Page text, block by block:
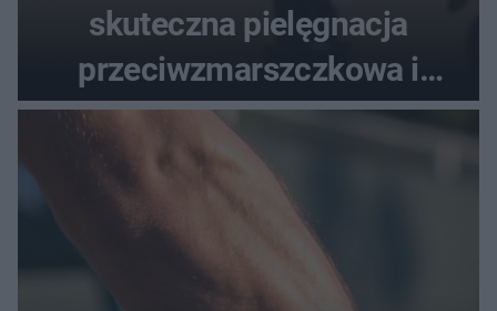
skuteczna pielęgnacja
przeciwzmarszczkowa i
regenerująca